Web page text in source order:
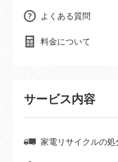
よくある質問
料金について
サービス内容
家電リサイクルの処